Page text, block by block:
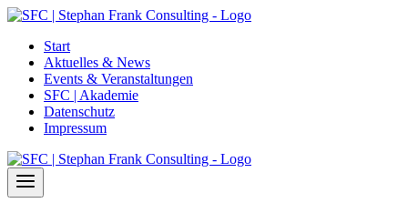
Zum
springenStart
Aktuelles & News
Events & Veranstaltungen
SFC | Akademie
Datenschutz
Impressum